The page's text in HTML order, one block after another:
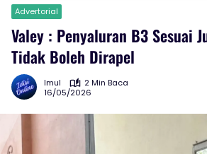
Advertorial
Valey : Penyaluran B3 Sesuai
Tidak Boleh Dirapel
Imul
2 Min Baca
16/05/2026